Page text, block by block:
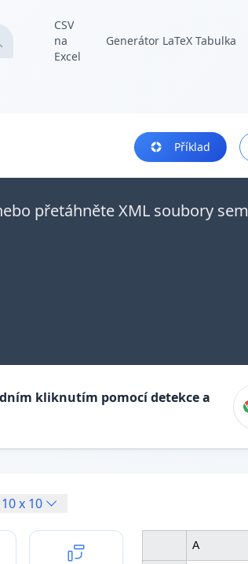
CSV
na
Excel
Generátor LaTeX Tabulka
Příklad
přetáhněte XML soubory sem
kliknutím pomocí detekce a
10x 10
A